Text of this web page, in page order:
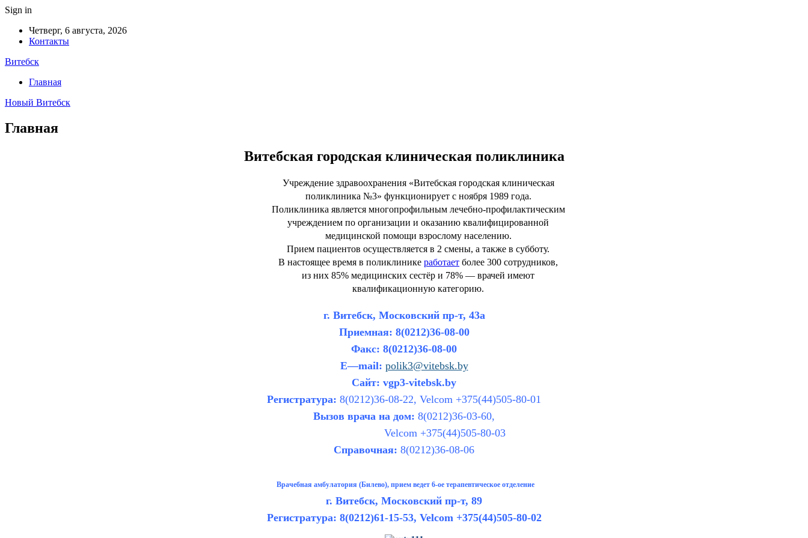
Sign in
Четверг, 6 августа, 2026
Контакты
Витебск
Главная
Новый Витебск
Главная
Витебская городская клиническая поликлиника
Учреждение здравоохранения «Витебская городская клиническая
поликлиника №3» функционирует с ноября 1989 года.
Поликлиника является многопрофильным лечебно-профилактическим
учреждением по организации и оказанию квалифицированной
медицинской помощи взрослому населению.
Приемпациентовосуществляется в 2 смены, а также в субботу.
В настоящее время в поликлиникеработает более 300 сотрудников,
из них 85% медицинских сестёр и 78% — врачей имеют
квалификационную категорию.
г. Витебск, Московский пр-т, 43а
Приемная: 8(0212)36-08-00
Факс: 8(0212)36-08-00
E—mail: polik3@vitebsk.by
Сайт: vgp3-vitebsk.by
Регистратура: 8(0212)36-08-22, Velcom +375(44)505-80-01
Вызов врача на дом: 8(0212)36-03-60,
Velcom +375(44)505-80-03
Справочная: 8(0212)36-08-06
Врачебная амбулатория (Билево), прием ведет 6-ое терапевтическое отделение
г. Витебск, Московский пр-т, 89
Регистратура: 8(0212)61-15-53, Velcom +375(44)505-80-02